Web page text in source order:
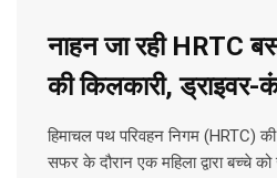
नाहन जा रही HRTC
की किलकारी,
हिमाचल पथ परिवहन निगम (HRTC)
सफर के दौरान एक महिला द्वारा बच्चे